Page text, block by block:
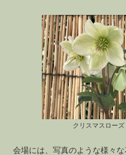
クリスマスローズ
会場には、写真のような様々な